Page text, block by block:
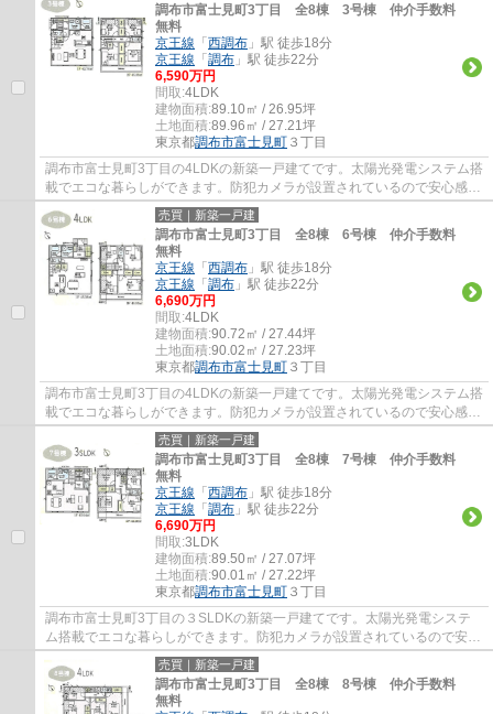
調布市富士見町3丁目 全8棟 3号棟 仲介手数料
無料
京王線 「 西調布 」駅 徒歩18分
京王線 「 調布 」駅 徒歩22分
6,590万円
間取:4LDK
建物面積:89.10㎡ / 26.95坪
土地面積:89.96㎡ / 27.21坪
東京都調布市富士見町 ３丁目
調布市富士見町3丁目の4LDKの新築一戸建てです。太陽光発電システム搭
載でエコな暮らしができます。防犯カメラが設置されているので安心感が
あります。調布市でお住まいをお探しなら多...
売買｜新築一戸建
調布市富士見町3丁目 全8棟 6号棟 仲介手数料
無料
京王線 「 西調布 」駅 徒歩18分
京王線 「 調布 」駅 徒歩22分
6,690万円
間取:4LDK
建物面積:90.72㎡ / 27.44坪
土地面積:90.02㎡ / 27.23坪
東京都調布市富士見町 ３丁目
調布市富士見町3丁目の4LDKの新築一戸建てです。太陽光発電システム搭
載でエコな暮らしができます。防犯カメラが設置されているので安心感が
あります。調布市でお住まいをお探しなら多...
売買｜新築一戸建
調布市富士見町3丁目 全8棟 7号棟 仲介手数料
無料
京王線 「 西調布 」駅 徒歩18分
京王線 「 調布 」駅 徒歩22分
6,690万円
間取:3LDK
建物面積:89.50㎡ / 27.07坪
土地面積:90.01㎡ / 27.22坪
東京都調布市富士見町 ３丁目
調布市富士見町3丁目の３SLDKの新築一戸建てです。太陽光発電システ
ム搭載でエコな暮らしができます。防犯カメラが設置されているので安心
感があります。調布市でお住まいをお探しなら...
売買｜新築一戸建
調布市富士見町3丁目 全8棟 8号棟 仲介手数料
無料